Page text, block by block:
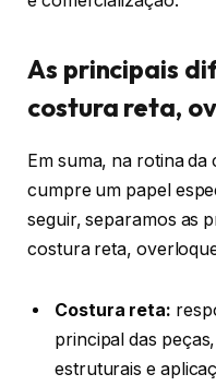
As principais
costura reta,
Em suma, na rotina
cumpre um papel
seguir, separamos as
costura reta,
Costura reta:
principal das
estruturais e